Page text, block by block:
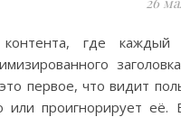
где каждый
первое, что видит
или проигнорирует